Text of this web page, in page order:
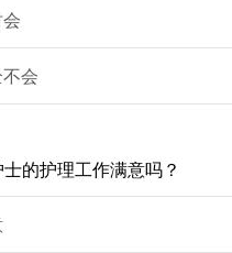
会
的护理工作满意吗？